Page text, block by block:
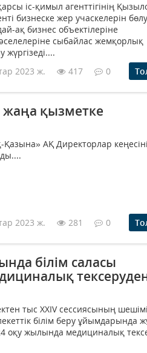
іс-қимыл агенттігінің
бизнеске жер учаскелерін
ақ бизнес объектілеріне
сыбайлас жемқорлық
жүргізеді....
2023 ж. 417 0
қызметке
АҚ Директорлар
2023 ж. 281 0
білім саласы
тексеруден
тыс ХХIV сессиясының
білім беру ұйымдарында
оқу жылында медициналық